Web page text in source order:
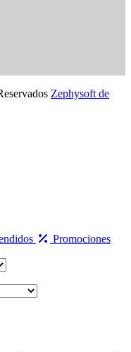
Zephysoft de
Promociones